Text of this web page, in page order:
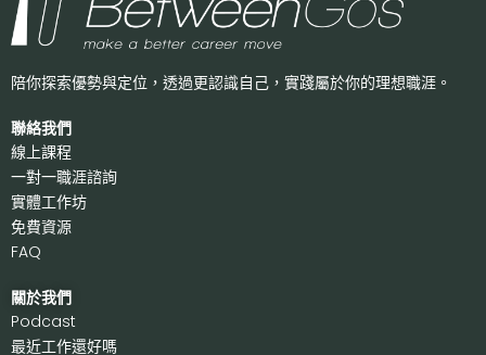
陪你探索優勢與定位，透過更認識自己， 實踐屬於你的理想職涯。
聯絡我們
線上課程
一對一職涯諮詢
實體工作坊
免費資源
FAQ
關於我們
Podcast
最近工作還好嗎